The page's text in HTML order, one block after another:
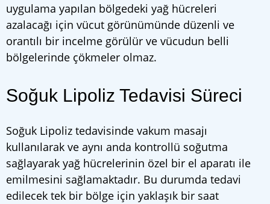
uygulama yapılan bölgedeki yağ hücreleri
azalacağı için vücut görünümünde düzenli ve
orantılı bir incelme görülür ve vücudun belli
bölgelerinde çökmeler olmaz.
Soğuk Lipoliz Tedavisi Süreci
Soğuk Lipoliz tedavisinde vakum masajı
kullanılarak ve aynı anda kontrollü soğutma
sağlayarak yağ hücrelerinin özel bir el aparatı ile
emilmesini sağlamaktadır. Bu durumda tedavi
edilecek tek bir bölge için yaklaşık bir saat